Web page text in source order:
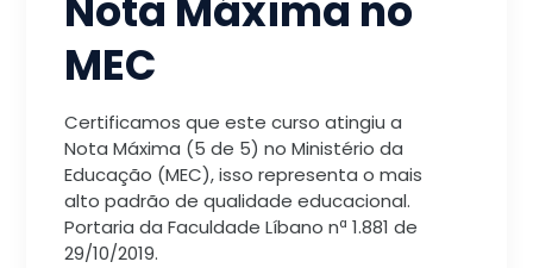
MEC
Certificamos que este curso atingiu a
Nota Máxima (5 de 5) no Ministério da
Educação (MEC), isso representa o mais
alto padrão de qualidade educacional.
Portaria da Faculdade Líbano nª 1.881 de
29/10/2019.